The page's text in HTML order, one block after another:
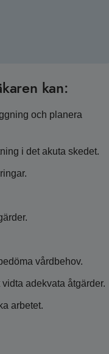
kan:
och planera
i det akuta skedet.
vårdbehov.
adekvata åtgärder.
arbetet.